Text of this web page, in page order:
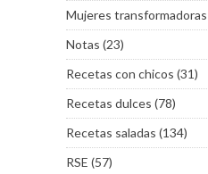
Mujeres transformadoras
Notas (23)
Recetas con chicos (31)
Recetas dulces (78)
Recetas saladas (134)
RSE (57)